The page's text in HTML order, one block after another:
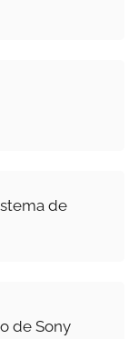
de
de Sony